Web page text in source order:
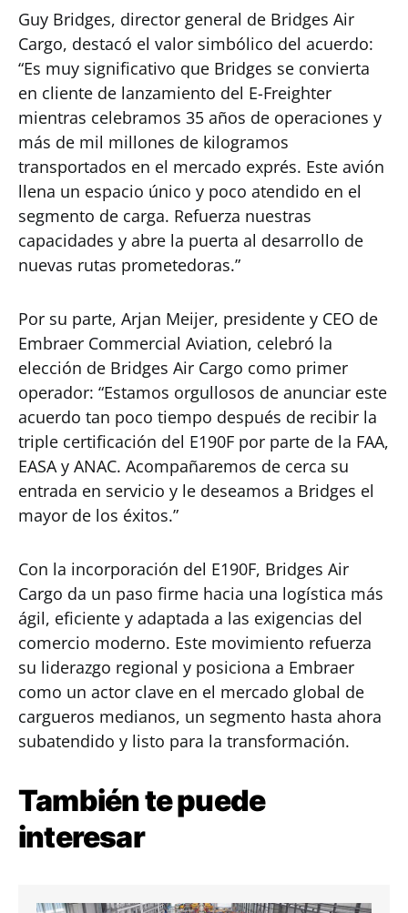
Guy Bridges, director general de Bridges Air
Cargo, destacó el valor simbólico del acuerdo:
“Es muy significativo que Bridges se convierta
en cliente de lanzamiento del E-Freighter
mientras celebramos 35 años de operaciones y
más de mil millones de kilogramos
transportados en el mercado exprés. Este avión
llena un espacio único y poco atendido en el
segmento de carga. Refuerza nuestras
capacidades y abre la puerta al desarrollo de
nuevas rutas prometedoras.”
Por su parte, Arjan Meijer, presidente y CEO de
Embraer Commercial Aviation, celebró la
elección de Bridges Air Cargo como primer
operador: “Estamos orgullosos de anunciar este
acuerdo tan poco tiempo después de recibir la
triple certificación del E190F por parte de la FAA,
EASA y ANAC. Acompañaremos de cerca su
entrada en servicio y le deseamos a Bridges el
mayor de los éxitos.”
Con la incorporación del E190F, Bridges Air
Cargo da un paso firme hacia una logística más
ágil, eficiente y adaptada a las exigencias del
comercio moderno. Este movimiento refuerza
su liderazgo regional y posiciona a Embraer
como un actor clave en el mercado global de
cargueros medianos, un segmento hasta ahora
subatendido y listo para la transformación.
También te puede
interesar